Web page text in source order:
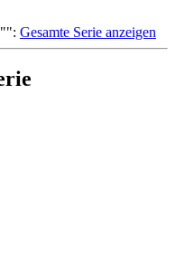
": Gesamte Serie anzeigen